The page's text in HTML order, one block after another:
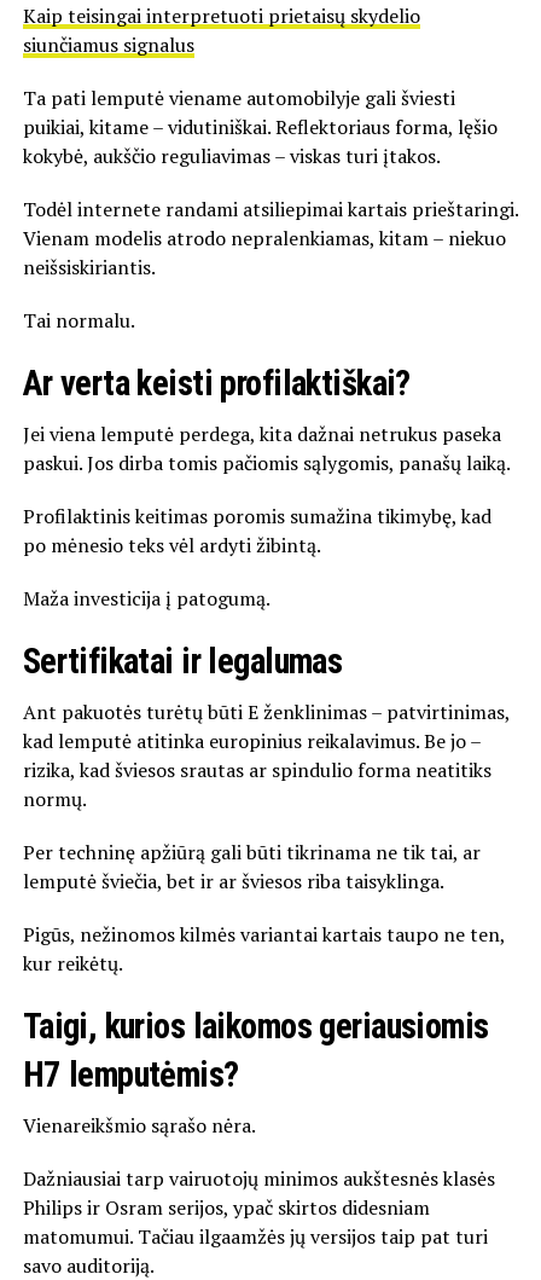
Kaip teisingai interpretuoti prietaisų skydelio
siunčiamus signalus
Ta pati lemputė viename automobilyje gali šviesti
puikiai, kitame – vidutiniškai. Reflektoriaus forma, lęšio
kokybė, aukščio reguliavimas – viskas turi įtakos.
Todėl internete randami atsiliepimai kartais prieštaringi.
Vienam modelis atrodo nepralenkiamas, kitam – niekuo
neišsiskiriantis.
Tai normalu.
Ar verta keisti profilaktiškai?
Jei viena lemputė perdega, kita dažnai netrukus paseka
paskui. Jos dirba tomis pačiomis sąlygomis, panašų laiką.
Profilaktinis keitimas poromis sumažina tikimybę, kad
po mėnesio teks vėl ardyti žibintą.
Maža investicija į patogumą.
Sertifikatai ir legalumas
Ant pakuotės turėtų būti E ženklinimas – patvirtinimas,
kad lemputė atitinka europinius reikalavimus. Be jo –
rizika, kad šviesos srautas ar spindulio forma neatitiks
normų.
Per techninę apžiūrą gali būti tikrinama ne tik tai, ar
lemputė šviečia, bet ir ar šviesos riba taisyklinga.
Pigūs, nežinomos kilmės variantai kartais taupo ne ten,
kur reikėtų.
Taigi, kurios laikomos geriausiomis
H7 lemputėmis?
Vienareikšmio sąrašo nėra.
Dažniausiai tarp vairuotojų minimos aukštesnės klasės
Philipsir Osramserijos, ypač skirtos didesniam
matomumui. Tačiau ilgaamžės jų versijos taip pat turi
savo auditoriją.